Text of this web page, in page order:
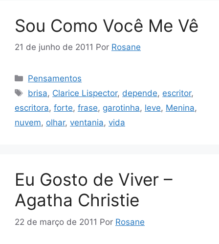
Sou Como Você Me Vê
21 de junho de 2011 Por Rosane
Categorias
Pensamentos
Tags
brisa, Clarice Lispector, depende, escritor,
escritora, forte, frase, garotinha, leve, Menina,
nuvem, olhar, ventania, vida
Eu Gosto de Viver –
Agatha Christie
22 de março de 2011 Por Rosane